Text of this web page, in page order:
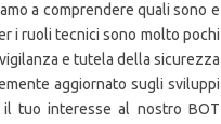
a comprendere quali sono e
i ruoli tecnici sono molto pochi
e tutela della sicurezza
aggiornato sugli sviluppi
il tuo interesse al nostro BOT